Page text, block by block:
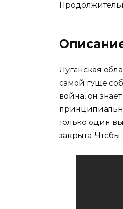
Луганская
самой гуще
война, он
только один
закрыта.